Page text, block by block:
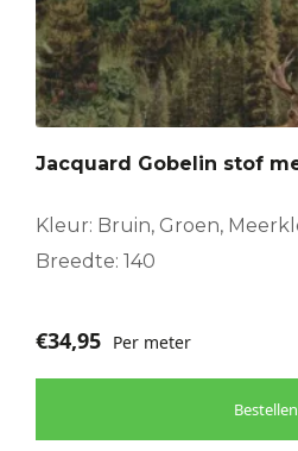
Jacquard Gobelin stof
Kleur: Bruin, Groen,
Breedte: 140
€34,95 Per meter
Bestellen